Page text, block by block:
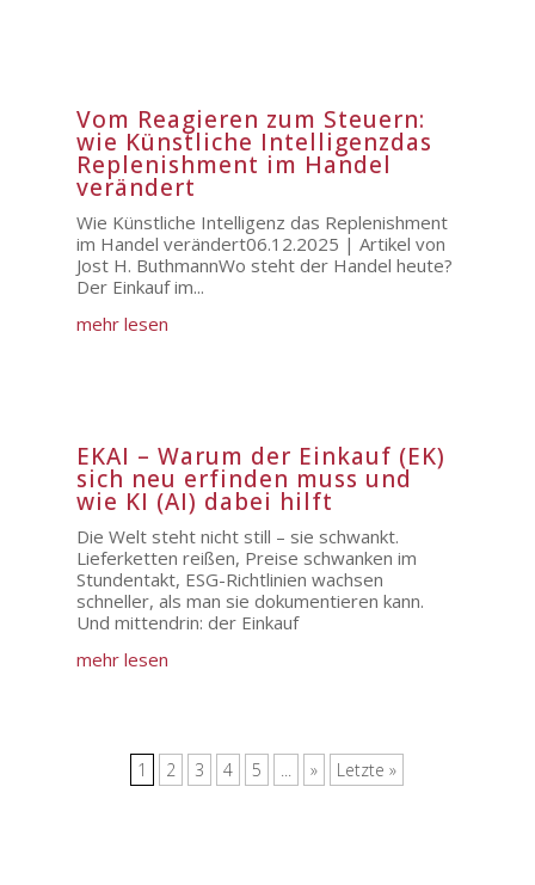
Vom Reagieren zum Steuern:
wie Künstliche Intelligenzdas
Replenishment im Handel
verändert
Wie Künstliche Intelligenz das Replenishment
im Handel verändert06.12.2025 | Artikel von
Jost H. ButhmannWo steht der Handel heute?
Der Einkauf im...
mehr lesen
EKAI – Warum der Einkauf (EK)
sich neu erfinden muss und
wie KI (AI) dabei hilft
Die Welt steht nicht still – sie schwankt.
Lieferketten reißen, Preise schwanken im
Stundentakt, ESG-Richtlinien wachsen
schneller, als man sie dokumentieren kann.
Und mittendrin: der Einkauf
mehr lesen
1 2 3 4 5 ... » Letzte »